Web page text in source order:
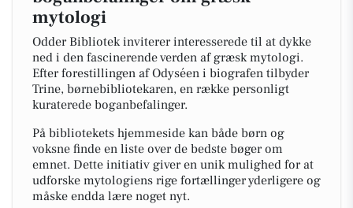
mytologi
Odder Bibliotek inviterer interesserede til at dykke
ned i den fascinerende verden af græsk mytologi.
Efter forestillingen af Odyséen i biografen tilbyder
Trine, børnebibliotekaren, en række personligt
kuraterede boganbefalinger.
På bibliotekets hjemmeside kan både børn og
voksne finde en liste over de bedste bøger om
emnet. Dette initiativ giver en unik mulighed for at
udforske mytologiens rige fortællinger yderligere og
måske endda lære noget nyt.